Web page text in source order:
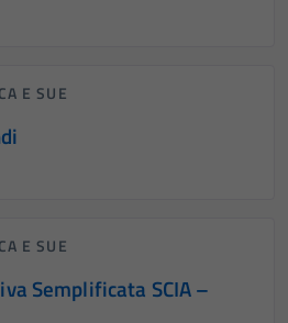
E SUE
E SUE
Semplificata SCIA –